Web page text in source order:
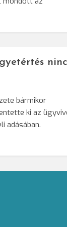
bármikor
ki az
adásában.